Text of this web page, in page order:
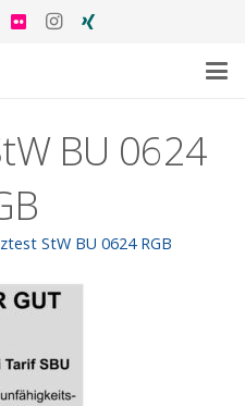
BU 0624
StW BU 0624 RGB